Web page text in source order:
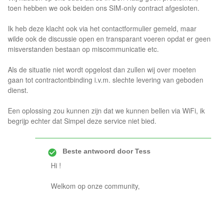
toen hebben we ook beiden ons SIM-only contract afgesloten.
Ik heb deze klacht ook via het contactformulier gemeld, maar
wilde ook de discussie open en transparant voeren opdat er geen
misverstanden bestaan op miscommunicatie etc.
Als de situatie niet wordt opgelost dan zullen wij over moeten
gaan tot contractontbinding i.v.m. slechte levering van geboden
dienst.
Een oplossing zou kunnen zijn dat we kunnen bellen via WiFi, ik
begrijp echter dat Simpel deze service niet bied.
Beste antwoord doorTess
Hi !
Welkom op onze community,